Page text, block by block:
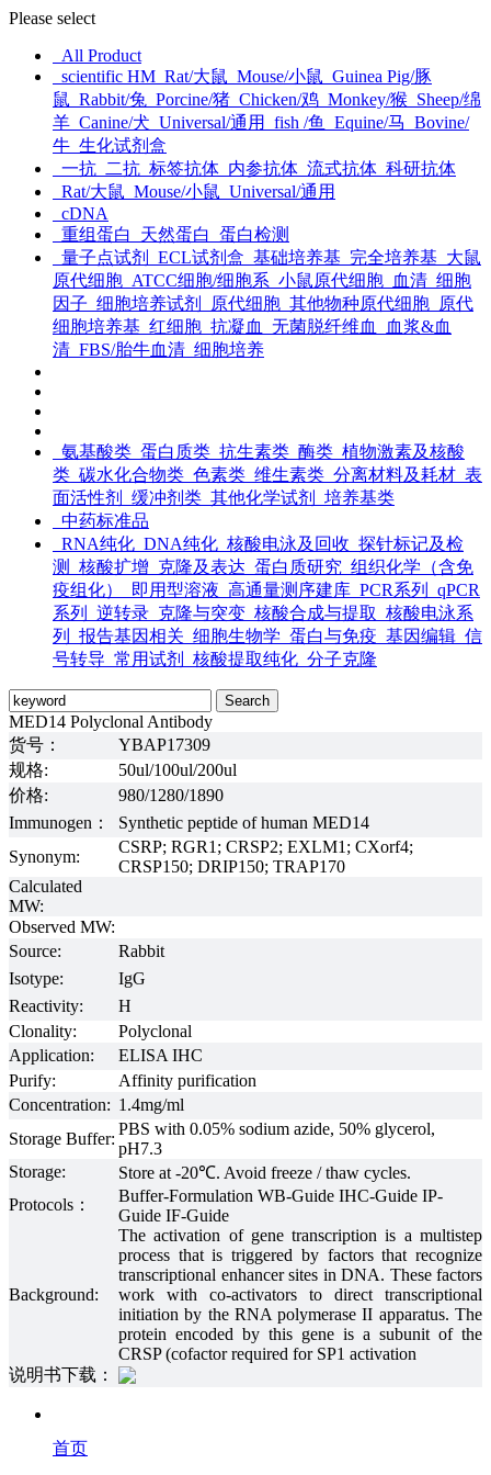
Please select
All Product
scientific HM Rat/大鼠 Mouse/小鼠 Guinea Pig/豚
鼠 Rabbit/兔 Porcine/猪 Chicken/鸡 Monkey/猴 Sheep/绵
羊 Canine/犬 Universal/通用 fish /鱼 Equine/马 Bovine/
牛 生化试剂盒
一抗 二抗 标签抗体 内参抗体 流式抗体 科研抗体
Rat/大鼠 Mouse/小鼠 Universal/通用
cDNA
重组蛋白
天然蛋白 蛋白检测
量子点试剂
ECL试剂盒 基础培养基 完全培养基 大鼠
原代细胞 ATCC细胞/细胞系 小鼠原代细胞 血清 细胞
因子 细胞培养试剂 原代细胞 其他物种原代细胞 原代
细胞培养基 红细胞 抗凝血 无菌脱纤维血
血浆&血
清 FBS/胎牛血清 细胞培养
氨基酸类 蛋白质类 抗生素类 酶类 植物激素及核酸
类 碳水化合物类 色素类 维生素类 分离材料及耗材 表
面活性剂
缓冲剂类 其他化学试剂
培养基类
中药标准品
RNA纯化 DNA纯化 核酸电泳及回收 探针标记及检
测
核酸扩增 克隆及表达 蛋白质研究 组织化学（含免
疫组化）
即用型溶液 高通量测序建库 PCR系列
qPCR
系列
逆转录 克隆与突变 核酸合成与提取 核酸电泳系
列
报告基因相关 细胞生物学 蛋白与免疫 基因编辑 信
号转导 常用试剂 核酸提取纯化 分子克隆
MED14 Polyclonal Antibody
货号：
YBAP17309
规格:
50ul/100ul/200ul
价格:
980/1280/1890
Immunogen：
Synthetic peptide of human MED14
Synonym:
CSRP; RGR1; CRSP2; EXLM1; CXorf4;
CRSP150; DRIP150; TRAP170
Calculated
MW:
Observed MW:
Source:
Rabbit
Isotype:
IgG
Reactivity:
H
Clonality:
Polyclonal
Application:
ELISA IHC
Purify:
Affinity purification
Concentration: 1.4mg/ml
Storage Buffer:
PBS with 0.05% sodium azide, 50% glycerol,
pH7.3
Storage:
Store at -20℃. Avoid freeze / thaw cycles.
Protocols：
Buffer-Formulation WB-Guide IHC-Guide IP-
Guide IF-Guide
Background:
The activation of gene transcription is a multistep
process that is triggered by factors that recognize
transcriptional enhancer sites in DNA. These factors
work with co-activators to direct transcriptional
initiation by the RNA polymerase II apparatus. The
protein encoded by this gene is a subunit of the
CRSP (cofactor required for SP1 activation
说明书下载：
首页